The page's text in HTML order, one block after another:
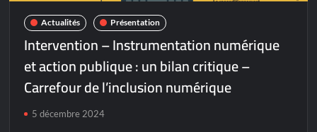
Actualités Présentation
Intervention – Instrumentation numérique
et action publique : un bilan critique –
Carrefour de l’inclusion numérique
5 décembre 2024